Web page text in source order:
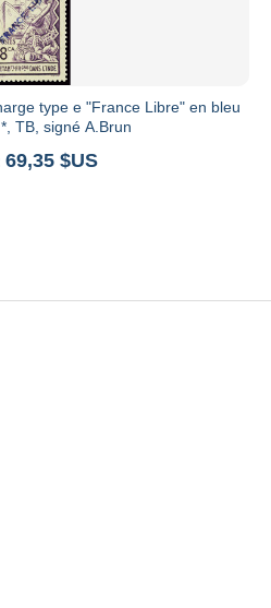
e "France Libre" en bleu
TB, signé A.Brun
69,35 $US